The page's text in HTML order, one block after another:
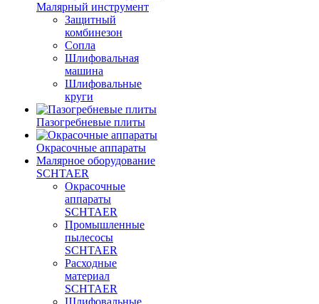
Малярный инструмент
Защитный
комбинезон
Сопла
Шлифовальная
машина
Шлифовальные
круги
Пазогребневые плиты
Окрасочные аппараты
Малярное оборудование
SCHTAER
Окрасочные
аппараты
SCHTAER
Промышленные
пылесосы
SCHTAER
Расходные
материал
SCHTAER
Шлифовальные